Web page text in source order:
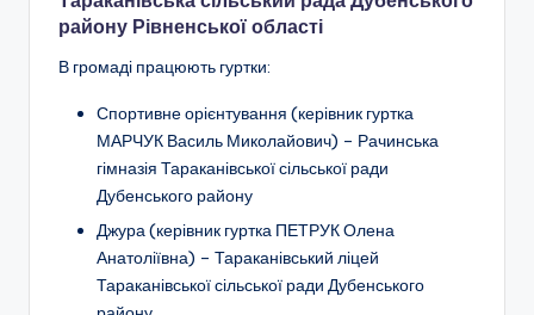
району Рівненської області
В громаді працюють гуртки:
Спортивне орієнтування (керівник гуртка
МАРЧУК Василь Миколайович) – Рачинська
гімназія Тараканівської сільської ради
Дубенського району
Джура (керівник гуртка ПЕТРУК Олена
Анатоліївна) – Тараканівський ліцей
Тараканівської сільської ради Дубенського